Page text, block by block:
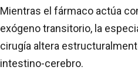
Mientras el fármaco actúa
exógeno transitorio, la
cirugía altera
intestino-cerebro.